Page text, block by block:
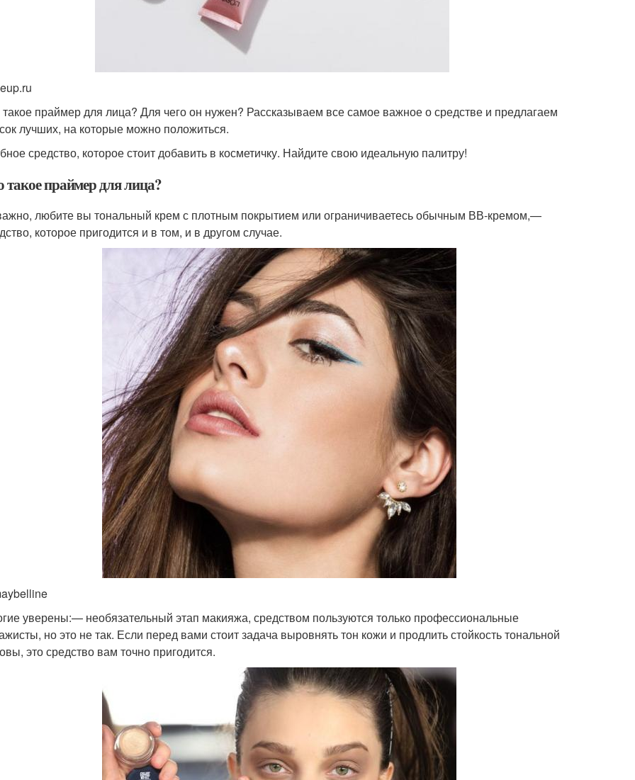
такое праймер для лица? Для чего он нужен? Рассказываем все самое важное о средстве и предлагаем
лучших, на которые можно положиться.
средство, которое стоит добавить в косметичку. Найдите свою идеальную палитру!
такое праймер для лица?
любите вы тональный крем с плотным покрытием или ограничиваетесь обычным ВВ-кремом,—
которое пригодится и в том, и в другом случае.
уверены:— необязательный этап макияжа, средством пользуются только профессиональные
но это не так. Если перед вами стоит задача выровнять тон кожи и продлить стойкость тональной
это средство вам точно пригодится.